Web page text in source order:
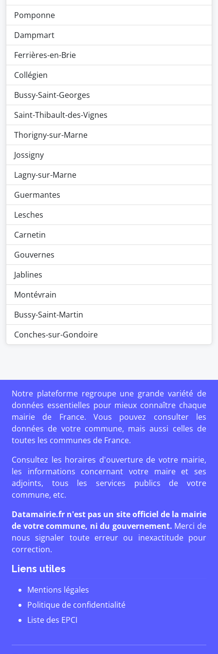
Pomponne
Dampmart
Ferrières-en-Brie
Collégien
Bussy-Saint-Georges
Saint-Thibault-des-Vignes
Thorigny-sur-Marne
Jossigny
Lagny-sur-Marne
Guermantes
Lesches
Carnetin
Gouvernes
Jablines
Montévrain
Bussy-Saint-Martin
Conches-sur-Gondoire
Notre plateforme regroupe une grande variété de
données essentielles pour mieux connaître chaque
mairie de France. Vous pouvez consulter les
données de votre commune, mais aussi celles de
toutes les communes de France.
Consultez les horaires d'ouverture de votre mairie,
les informations concernant votre maire et ses
adjoints, tous les services publics de votre
commune, etc.
Datamairie.fr n'est pas un site officiel de la mairie
de votre commune, ni du gouvernement. Merci de
nous signaler toute erreur ou inexactitude pour
correction.
Liens utiles
Mentions légales
Politique de confidentialité
Liste des EPCI